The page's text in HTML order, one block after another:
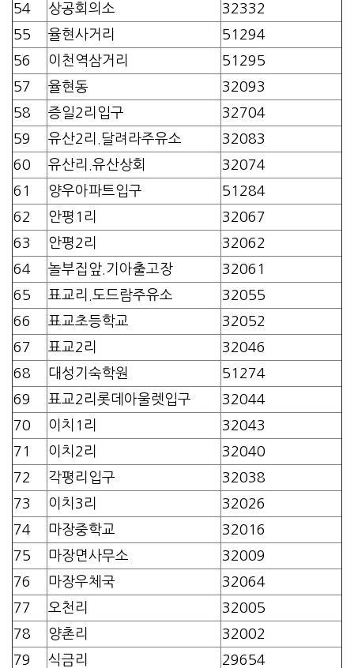
54
상공회의소
32332
55
율현사거리
51294
56
이천역삼거리
51295
57
율현동
32093
58
증일2리입구
32704
59
유산2리.달려라주유소
32083
60
유산리.유산상회
32074
61
양우아파트입구
51284
62
안평1리
32067
63
안평2리
32062
64
놀부집앞.기아출고장
32061
65
표교리.도드람주유소
32055
66
표교초등학교
32052
67
표교2리
32046
68
대성기숙학원
51274
69
표교2리롯데아울렛입구
32044
70
이치1리
32043
71
이치2리
32040
72
각평리입구
32038
73
이치3리
32026
74
마장중학교
32016
75
마장면사무소
32009
76
마장우체국
32064
77
오천리
32005
78
양촌리
32002
79
식금리
29654